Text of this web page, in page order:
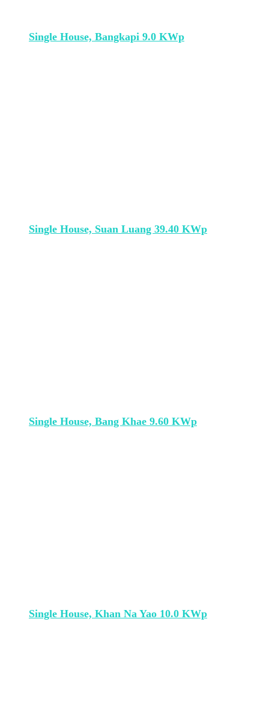
Single House, Bangkapi 9.0 KWp
Single House, Suan Luang 39.40 KWp
Single House, Bang Khae 9.60 KWp
Single House, Khan Na Yao 10.0 KWp